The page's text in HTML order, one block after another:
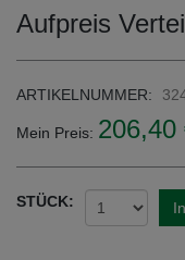
Aufpreis
ARTIKELNUMMER:
Mein Preis: 206,40
STÜCK: